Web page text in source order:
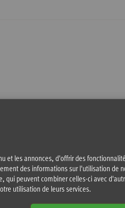
et les annonces, d'offrir des
des informations sur l'utilisation de
qui peuvent combiner celles-ci avec
utilisation de leurs services.